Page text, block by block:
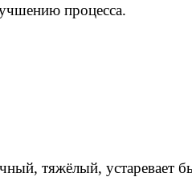
процесса.
тяжёлый, устаревает